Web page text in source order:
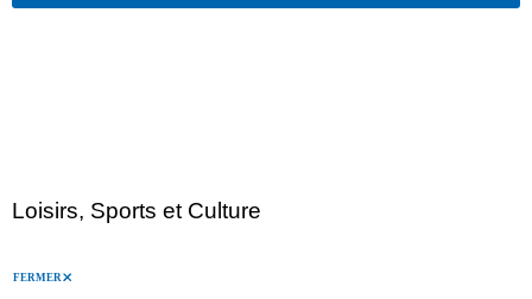
Loisirs, Sports et Culture
FERMER